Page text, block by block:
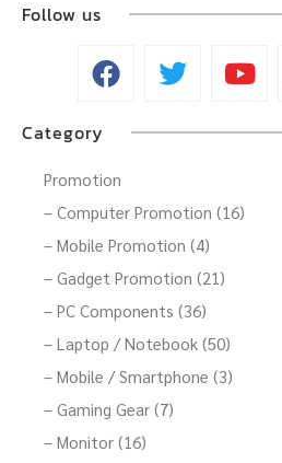
Follow us
Category
Promotion
– Computer Promotion (16)
– Mobile Promotion (4)
– Gadget Promotion (21)
– PC Components (36)
– Laptop / Notebook (50)
– Mobile / Smartphone (3)
– Gaming Gear (7)
– Monitor (16)